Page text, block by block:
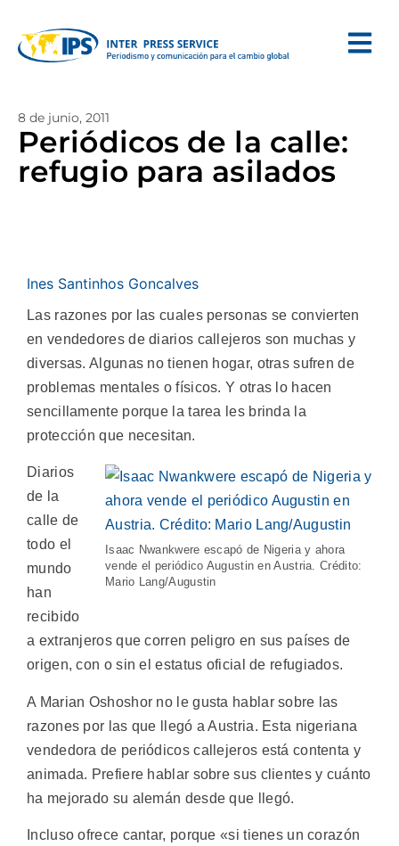
8 de junio, 2011
Periódicos de la calle:
refugio para asilados
Ines Santinhos Goncalves
Las razones por las cuales personas se convierten
en vendedores de diarios callejeros son muchas y
diversas. Algunas no tienen hogar, otras sufren de
problemas mentales o físicos. Y otras lo hacen
sencillamente porque la tarea les brinda la
protección que necesitan.
Isaac Nwankwere escapó de Nigeria y ahora
vende el periódico Augustin en Austria. Crédito:
Mario Lang/Augustin
Diarios
de la
calle de
todo el
mundo
han
recibido
a extranjeros que corren peligro en sus países de
origen, con o sin el estatus oficial de refugiados.
A Marian Oshoshor no le gusta hablar sobre las
razones por las que llegó a Austria. Esta nigeriana
vendedora de periódicos callejeros está contenta y
animada. Prefiere hablar sobre sus clientes y cuánto
ha mejorado su alemán desde que llegó.
Incluso ofrece cantar, porque «si tienes un corazón